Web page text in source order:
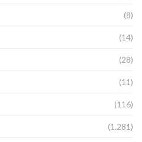
(8)
(14)
(28)
(11)
(116)
(1.281)